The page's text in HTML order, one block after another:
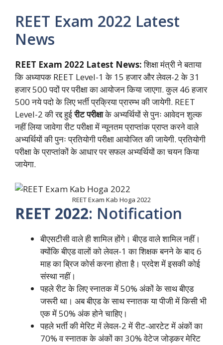
REET Exam 2022 Latest
News
REET Exam 2022 Latest News:शिक्षा मंत्री ने बताया
कि अध्यापक REET Level-1 के 15 हजार और लेवल-2 के 31
हजार 500 पदों पर परीक्षा का आयोजन किया जाएगा. कुल 46 हजार
500 नये पदो के लिए भर्ती प्रक्रिया प्रारम्भ की जायेगी. REET
Level-2 की रद्द हुईरीट परीक्षाके अभ्यर्थियों से पुनः आवेदन शुल्क
नहीं लिया जावेगा रीट परीक्षा में न्यूनतम प्राप्तांक प्राप्त करने वाले
अभ्यर्थियों की पुनः प्रतियोगी परीक्षा आयोजित की जायेगी. प्रतियोगी
परीक्षा के प्राप्तांकों के आधार पर सफल अभ्यर्थियों का चयन किया
जायेगा.
REET Exam Kab Hoga 2022
REET 2022: Notification
बीएसटीसी वाले ही शामिल होंगे। बीएड वाले शामिल नहीं।
क्योंकि बीएड वालों को लेवल-1 का शिक्षक बनने के बाद 6
माह का ब्रिज कोर्स करना होता है। प्रदेश में इसकी कोई
संस्था नहीं।
पहले रीट के लिए स्नातक में 50% अंकों के साथ बीएड
जरूरी था। अब बीएड के साथ स्नातक या पीजी में किसी भी
एक में 50% अंक होने चाहिए।
पहले भर्ती की मेरिट में लेवल-2 में रीट-आरटेट में अंकों का
70% व स्नातक के अंकों का 30% वेटेज जोड़कर मेरिट